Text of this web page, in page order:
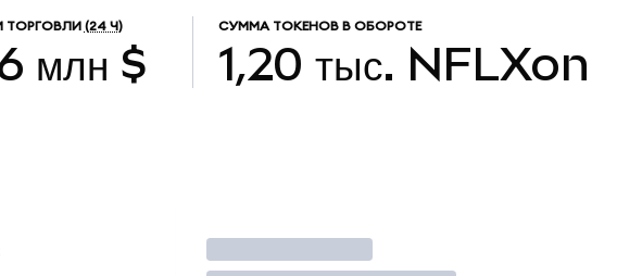
ТОРГОВЛИ (24 Ч)
млн $
СУММА ТОКЕНОВ В ОБОРОТЕ
1,20 тыс. NFLXon
Торговать